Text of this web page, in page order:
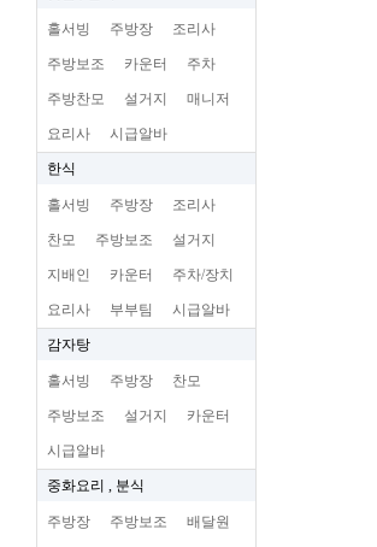
홀서빙 주방장 조리사
주방보조 카운터 주차
주방찬모 설거지 매니저
요리사 시급알바
한식
홀서빙 주방장 조리사
찬모 주방보조 설거지
지배인 카운터 주차/장치
요리사 부부팀 시급알바
감자탕
홀서빙 주방장 찬모
주방보조 설거지 카운터
시급알바
중화요리 , 분식
주방장 주방보조 배달원